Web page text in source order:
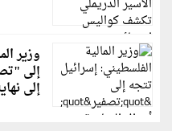
وزير
إلى
إلى